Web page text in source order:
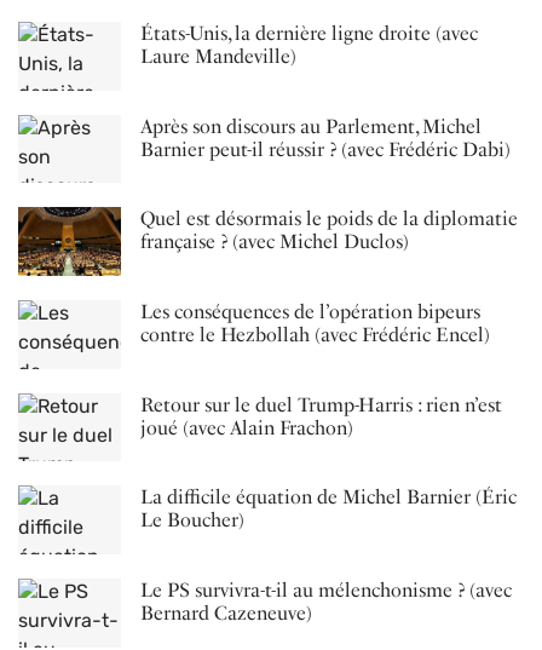
États-Unis, la dernière ligne droite (avec
Laure Mandeville)
Après son discours au Parlement, Michel
Barnier peut-il réussir ? (avec Frédéric Dabi)
Quel est désormais le poids de la diplomatie
française ? (avec Michel Duclos)
Les conséquences de l’opération bipeurs
contre le Hezbollah (avec Frédéric Encel)
Retour sur le duel Trump-Harris : rien n’est
joué (avec Alain Frachon)
La difficile équation de Michel Barnier (Éric
Le Boucher)
Le PS survivra-t-il au mélenchonisme ? (avec
Bernard Cazeneuve)